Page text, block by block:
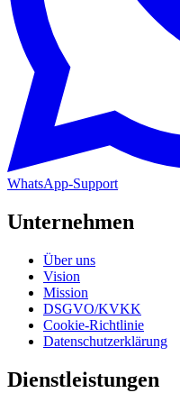
WhatsApp-Support
Unternehmen
Über uns
Vision
Mission
DSGVO/KVKK
Cookie-Richtlinie
Datenschutzerklärung
Dienstleistungen